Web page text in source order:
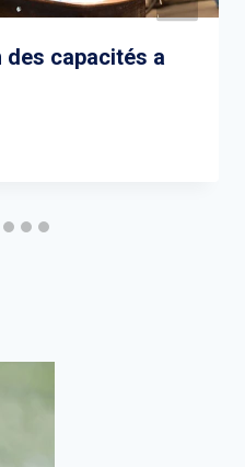
des capacités a